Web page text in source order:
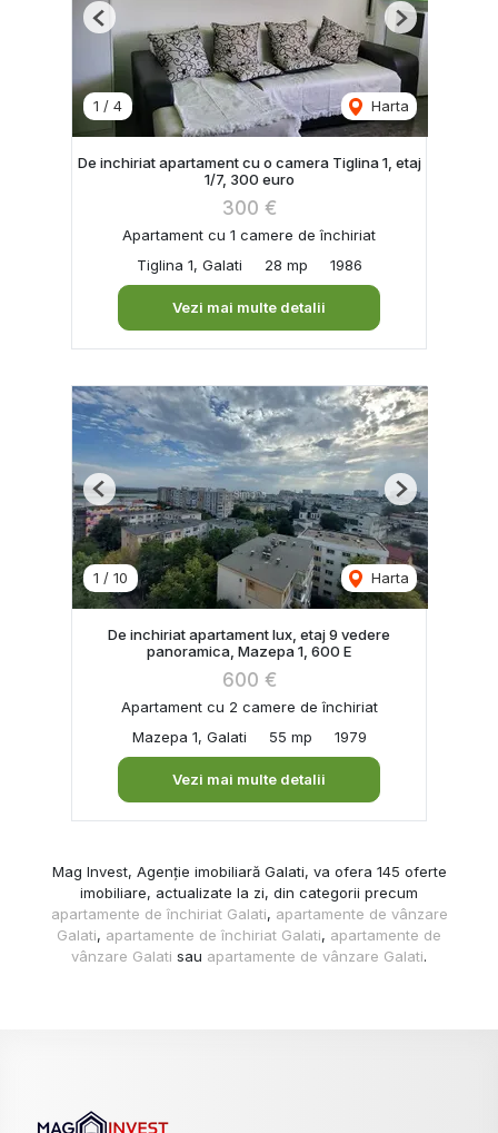
1 / 4 Harta
Previous Next
De inchiriat apartament cu o camera Tiglina 1, etaj
1/7, 300 euro
300 €
Apartament cu 1 camere de închiriat
Tiglina 1, Galati
28 mp 1986
Vezi mai multe detalii
1 / 10 Harta
Previous Next
De inchiriat apartament lux, etaj 9 vedere
panoramica, Mazepa 1, 600 E
600 €
Apartament cu 2 camere de închiriat
Mazepa 1, Galati
55 mp 1979
Vezi mai multe detalii
Mag Invest, Agenție imobiliară Galati, va ofera 145 oferte
imobiliare, actualizate la zi, din categorii precum
apartamente de închiriat Galati, apartamente de vânzare
Galati, apartamente de închiriat Galati, apartamente de
vânzare Galati sau apartamente de vânzare Galati.